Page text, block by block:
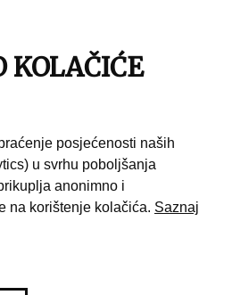
KOLAČIĆE
posjećenosti naših
u svrhu poboljšanja
anonimno i
na korištenje kolačića. Saznaj